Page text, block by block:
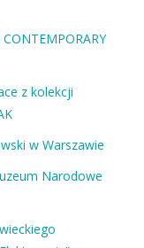
z kolekcji
w Warszawie
Narodowe